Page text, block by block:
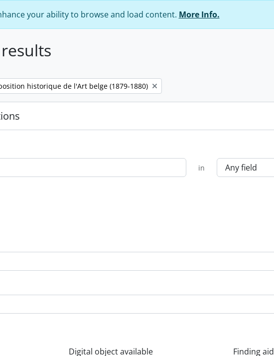
your ability to browse and load content. More Info.
historique de l'Art belge (1879-1880)
in
Digital object available Finding aid